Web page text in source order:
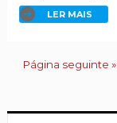
LER MAIS
Página seguinte »